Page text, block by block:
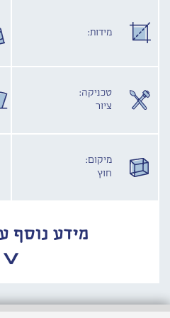
מידות:
טכניקה:
ציור
מיקום:
חוץ
מידע נוסף